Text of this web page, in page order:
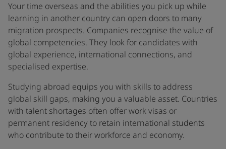
Your time overseas and the abilities you pick up while
learning in another country can open doors to many
migration prospects. Companies recognise the value of
global competencies. They look for candidates with
global experience, international connections, and
specialised expertise.
Studying abroad equips you with skills to address
global skill gaps, making you a valuable asset. Countries
with talent shortages often offer work visas or
permanent residency to retain international students
who contribute to their workforce and economy.